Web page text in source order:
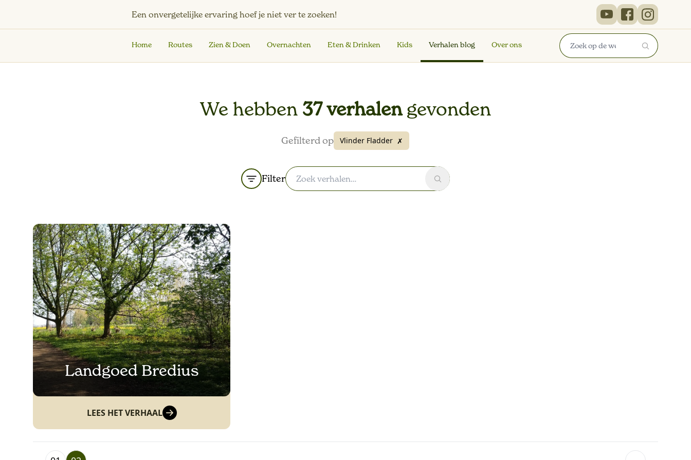
Een onvergetelijke ervaring hoef je niet ver te zoeken!
Home Routes Zien & Doen Overnachten Eten & Drinken Kids Verhalen blog Over ons
We hebben 37 verhalengevonden
Gefilterd op Vlinder Fladder ✗
Filter Zoeken
Landgoed Bredius
LEES HET VERHAAL